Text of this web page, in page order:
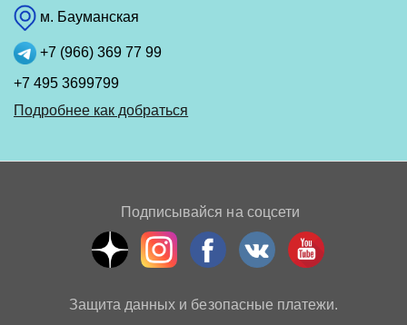
м. Бауманская
+7 (966) 369 77 99
+7 495 3699799
Подробнее как добраться
Подписывайся на соцсети
Защита данных и безопасные платежи.